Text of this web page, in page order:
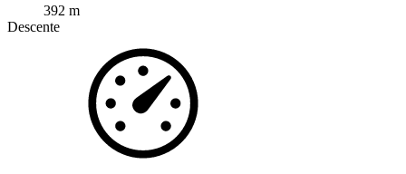
392 m
Descente